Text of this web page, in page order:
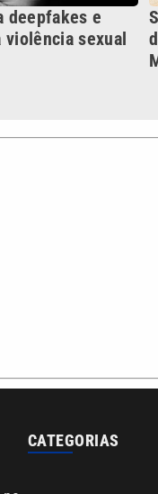
na